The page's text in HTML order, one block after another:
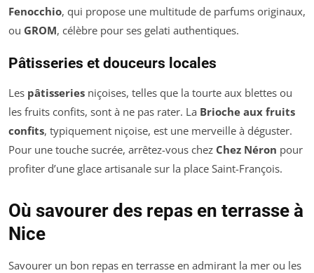
Fenocchio, qui propose une multitude de parfums originaux,
ou GROM, célèbre pour ses gelati authentiques.
Pâtisseries et douceurs locales
Les pâtisseries niçoises, telles que la tourte aux blettes ou
les fruits confits, sont à ne pas rater. La Brioche aux fruits
confits, typiquement niçoise, est une merveille à déguster.
Pour une touche sucrée, arrêtez-vous chez Chez Néron pour
profiter d’une glace artisanale sur la place Saint-François.
Où savourer des repas en terrasse à
Nice
Savourer un bon repas en terrasse en admirant la mer ou les